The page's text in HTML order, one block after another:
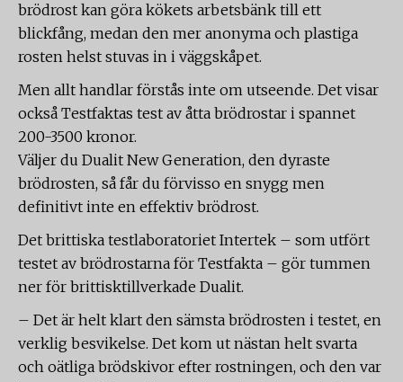
brödrost kan göra kökets arbetsbänk till ett
blickfång, medan den mer anonyma och plastiga
rosten helst stuvas in i väggskåpet.
Men allt handlar förstås inte om utseende. Det visar
också Testfaktas test av åtta brödrostar i spannet
200-3500 kronor.
Väljer du Dualit New Generation, den dyraste
brödrosten, så får du förvisso en snygg men
definitivt inte en effektiv brödrost.
Det brittiska testlaboratoriet Intertek – som utfört
testet av brödrostarna för Testfakta – gör tummen
ner för brittisktillverkade Dualit.
– Det är helt klart den sämsta brödrosten i testet, en
verklig besvikelse. Det kom ut nästan helt svarta
och oätliga brödskivor efter rostningen, och den var